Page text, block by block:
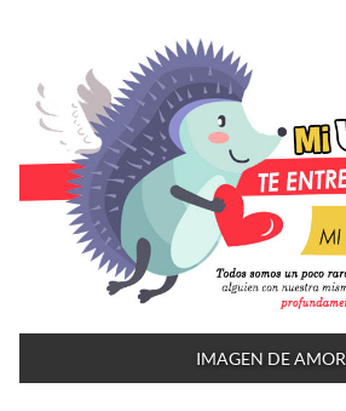
IMAGEN DE AMOR